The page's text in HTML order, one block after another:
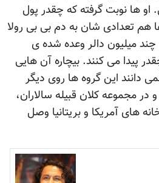
ها نوبت گرفته که چقدر پول
هم تعدادی شان به دم بی بی رولا
میلیون دالر وعده شده ی
پیدا می کنند. بیچاره آن هایی
دانند این گروه ها روی دیگر
مجموعه کلان قبیله سالاران،
های آمریکا و بریتانیا وصل